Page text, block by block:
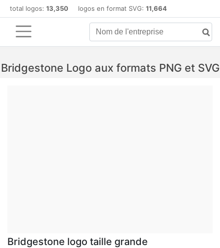
total logos: 13,350 logos en format SVG: 11,664
Bridgestone Logo aux formats PNG et SVG
Bridgestone logo taille grande